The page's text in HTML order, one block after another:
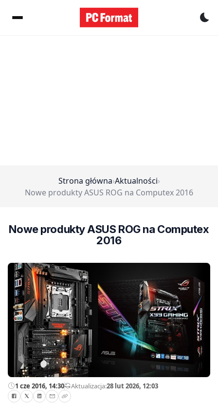
Strona główna›Aktualności›
Nowe produkty ASUS ROG na Computex 2016
Nowe produkty ASUS ROG na Computex
2016
1 cze 2016, 14:30—Aktualizacja:28 lut 2026, 12:03